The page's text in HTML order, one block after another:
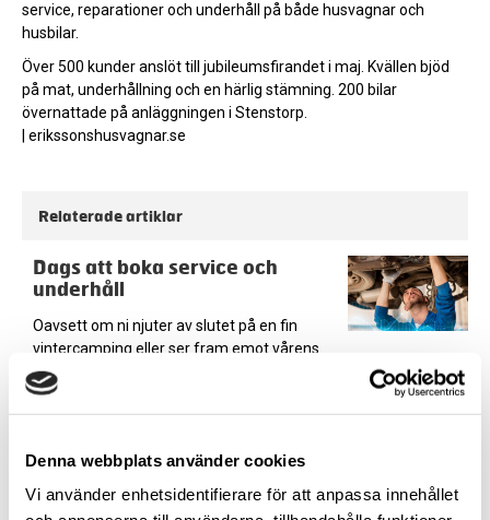
Denna webbplats använder cookies
Vi använder enhetsidentifierare för att anpassa innehållet
service, reparationer och underhåll på både husvagnar och
husbilar.
Över 500 kunder anslöt till jubileumsfirandet i maj. Kvällen bjöd
på mat, underhållning och en härlig stämning. 200 bilar
övernattade på anläggningen i Stenstorp.
| erikssonshusvagnar.se
Relaterade artiklar
Dags att boka service och
underhåll
Oavsett om ni njuter av slutet på en fin
vintercamping eller ser fram emot vårens
säsongstart är det dags att tänka på service
och underhåll. Många serviceverkstäder har
redan börjat boka in så var ute i god tid och
välservad och säker!